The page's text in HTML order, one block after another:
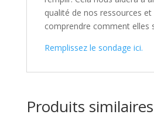
qualité de nos ressources
comprendre comment elles
Remplissez le sondage ici.
Produits similaires